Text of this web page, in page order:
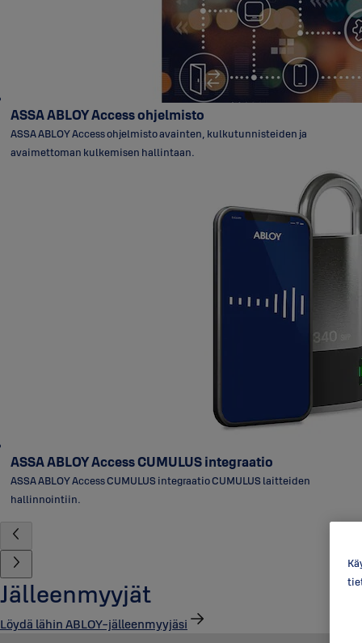
ASSA ABLOY Access ohjelmisto
ASSA ABLOY Access ohjelmisto avainten, kulkutunnisteiden ja
avaimettoman kulkemisen hallintaan.
ASSA ABLOY Access CUMULUS integraatio
ASSA ABLOY Access CUMULUS integraatio CUMULUS laitteiden
hallinnointiin.
Jälleenmyyjät
Löydä lähin ABLOY-jälleenmyyjäsi